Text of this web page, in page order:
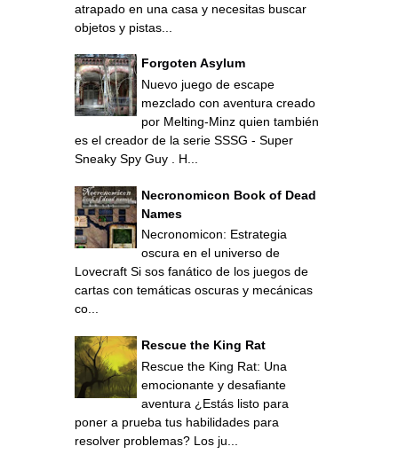
atrapado en una casa y necesitas buscar
objetos y pistas...
Forgoten Asylum
Nuevo juego de escape
mezclado con aventura creado
por Melting-Minz quien también
es el creador de la serie SSSG - Super
Sneaky Spy Guy . H...
Necronomicon Book of Dead
Names
Necronomicon: Estrategia
oscura en el universo de
Lovecraft Si sos fanático de los juegos de
cartas con temáticas oscuras y mecánicas
co...
Rescue the King Rat
Rescue the King Rat: Una
emocionante y desafiante
aventura ¿Estás listo para
poner a prueba tus habilidades para
resolver problemas? Los ju...